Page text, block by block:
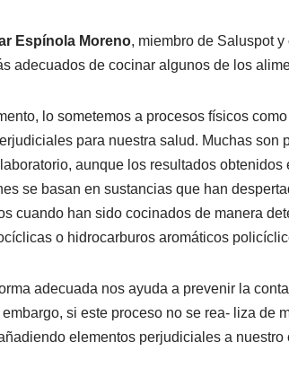
Espínola Moreno, miembro de Saluspot y
adecuados de cocinar algunos de los
lo sometemos a procesos físicos
para nuestra salud. Muchas son
aunque los resultados
se basan en sustancias que han
cuando han sido cocinados de manera
o hidrocarburos aromáticos
adecuada nos ayuda a prevenir la
si este proceso no se rea- liza de
elementos perjudiciales a nuestro